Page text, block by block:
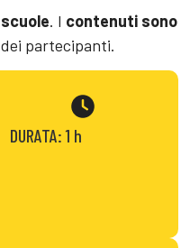
. I contenuti sono
dei partecipanti.
DURATA: 1 h